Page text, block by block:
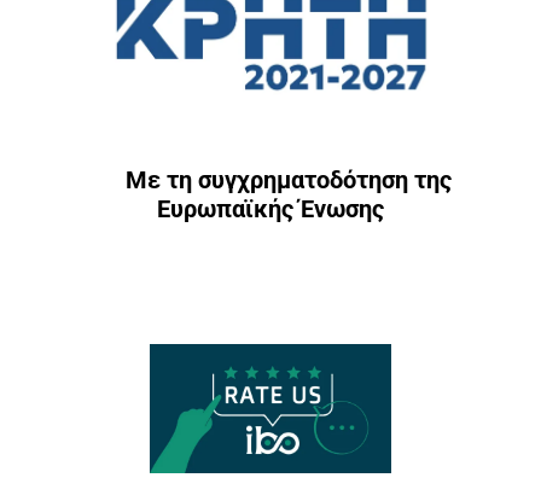
Με τη συγχρηματοδότηση της
Ευρωπαϊκής Ένωσης